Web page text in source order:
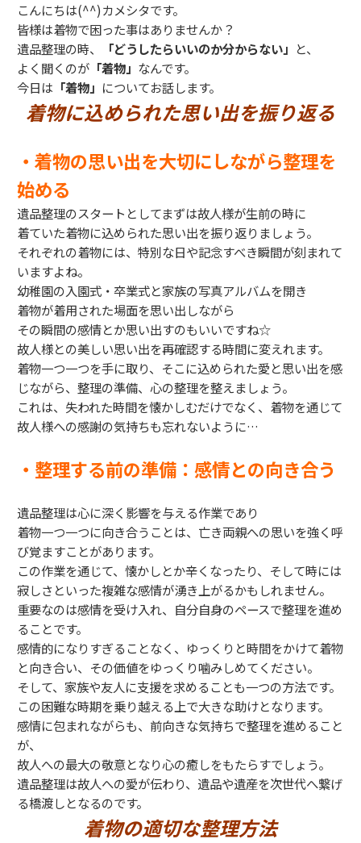
こんにちは(^^)カメシタです。
皆様は着物で困った事はありませんか？
遺品整理の時、
「どうしたらいいのか分からない」 と、
よく聞くのが 「着物」 なんです。
今日は 「着物」 についてお話します。
着物に込められた思い出を振り返る
・着物の思い出を大切にしながら整理を
始める
遺品整理のスタートとしてまずは故人様が生前の時に
着ていた着物に込められた思い出を振り返りましょう。
それぞれの着物には、特別な日や記念すべき瞬間が刻まれて
いますよね。
幼稚園の入園式・卒業式と家族の写真アルバムを開き
着物が着用された場面を思い出しながら
その瞬間の感情とか思い出すのもいいですね☆
故人様との美しい思い出を再確認する時間に変えれます。
着物一つ一つを手に取り、そこに込められた愛と思い出を感
じながら、整理の準備、心の整理を整えましょう。
これは、失われた時間を懐かしむだけでなく、着物を通じて
故人様への感謝の気持ちも忘れないように…
・整理する前の準備：感情との向き合う
遺品整理は心に深く影響を与える作業であり
着物一つ一つに向き合うことは、亡き両親への思いを強く呼
び覚ますことがあります。
この作業を通じて、懐かしとか辛くなったり、そして時には
寂しさといった複雑な感情が湧き上がるかもしれません。
重要なのは感情を受け入れ、自分自身のペースで整理を進め
ることです。
感情的になりすぎることなく、ゆっくりと時間をかけて着物
と向き合い、その価値をゆっくり噛みしめてください。
そして、家族や友人に支援を求めることも一つの方法です。
この困難な時期を乗り越える上で大きな助けとなります。
感情に包まれながらも、前向きな気持ちで整理を進めること
が、
故人への最大の敬意となり心の癒しをもたらすでしょう。
遺品整理は故人への愛が伝わり、遺品や遺産を次世代へ繋げ
る橋渡しとなるのです。
着物の適切な整理方法